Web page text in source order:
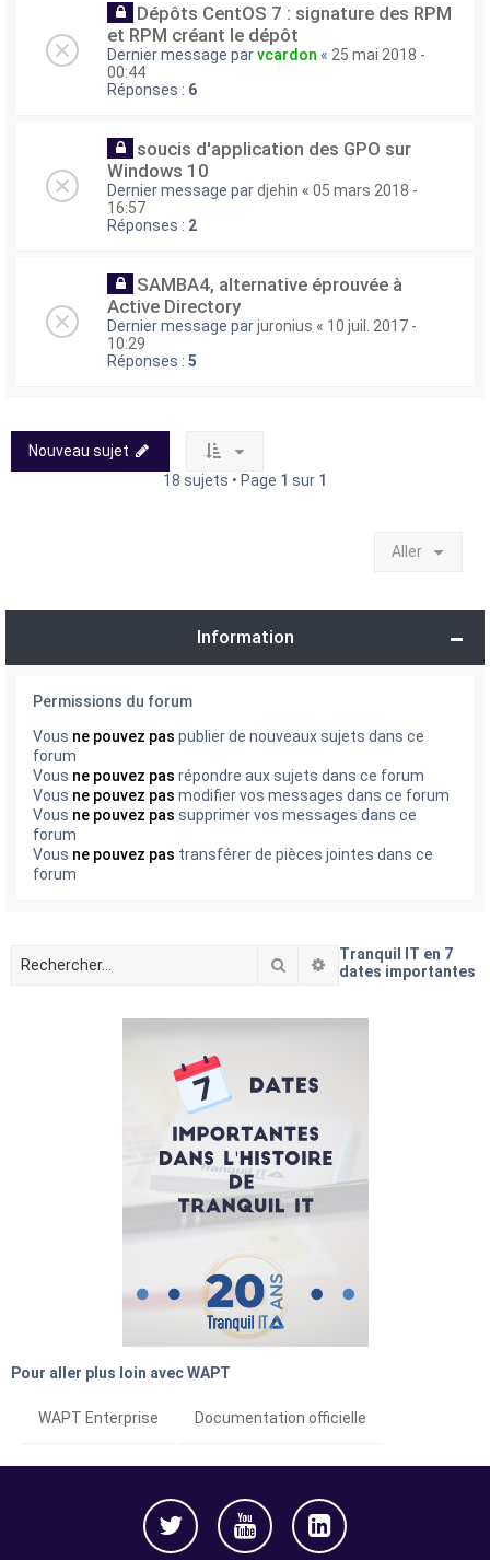
Dépôts CentOS 7 : signature des RPM
et RPM créant le dépôt
Dernier message parvcardon « 25 mai 2018 -
00:44
Réponses : 6
soucis d'application des GPO sur
Windows 10
Dernier message pardjehin « 05 mars 2018 -
16:57
Réponses : 2
SAMBA4, alternative éprouvée à
Active Directory
Dernier message parjuronius « 10 juil. 2017 -
10:29
Réponses : 5
Nouveau sujet
18 sujets • Page 1 sur 1
Aller
Information
Permissions du forum
Vous ne pouvez pas publier de nouveaux sujets dans ce
forum
Vous ne pouvez pas répondre aux sujets dans ce forum
Vous ne pouvez pas modifier vos messages dans ce forum
Vous ne pouvez pas supprimer vos messages dans ce
forum
Vous ne pouvez pas transférer de pièces jointes dans ce
forum
RechercherRecherche avancée
Tranquil IT en 7
dates importantes
Pour aller plus loin avec WAPT
WAPT Enterprise Documentation officielle